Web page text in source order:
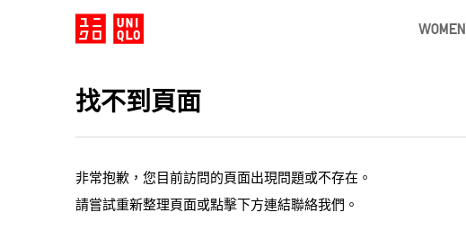
WOMEN
找不到頁面
非常抱歉，您目前訪問的頁面出現問題或不存在。
請嘗試重新整理頁面或點擊下方連結聯絡我們。